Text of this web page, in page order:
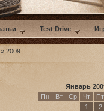
Test Drive
» 2009
Январь
Пн
Вт Ср Чт
Пт
1
2